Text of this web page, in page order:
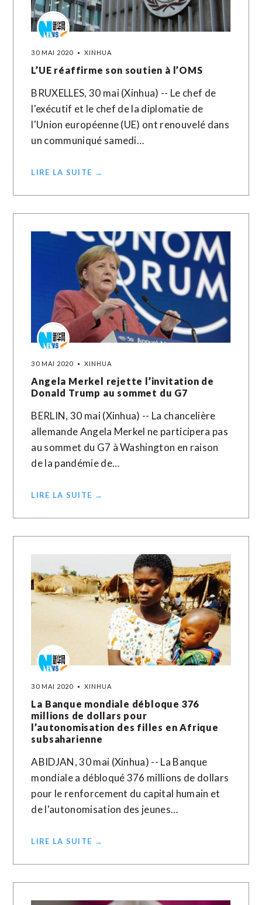
30 MAI 2020 XINHUA
L’UE réaffirme son soutien à l’OMS
BRUXELLES, 30 mai (Xinhua) -- Le chef de
l'exécutif et le chef de la diplomatie de
l'Union européenne (UE) ont renouvelé dans
un communiqué samedi…
LIRE LA SUITE →
30 MAI 2020 XINHUA
Angela Merkel rejette l’invitation de
Donald Trump au sommet du G7
BERLIN, 30 mai (Xinhua) -- La chancelière
allemande Angela Merkel ne participera pas
au sommet du G7 à Washington en raison
de la pandémie de…
LIRE LA SUITE →
30 MAI 2020 XINHUA
La Banque mondiale débloque 376
millions de dollars pour
l’autonomisation des filles en Afrique
subsaharienne
ABIDJAN, 30 mai (Xinhua) -- La Banque
mondiale a débloqué 376 millions de dollars
pour le renforcement du capital humain et
de l'autonomisation des jeunes…
LIRE LA SUITE →